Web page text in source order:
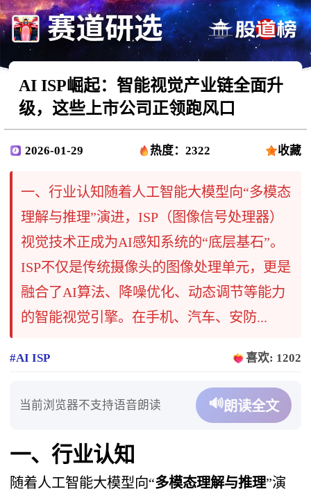
AI ISP崛起：智能视觉产业链全面升
级，这些上市公司正领跑风口
2026-01-29 热度：2322 收藏
一、行业认知随着人工智能大模型向“多模态
理解与推理”演进，ISP（图像信号处理器）
视觉技术正成为AI感知系统的“底层基石”。
ISP不仅是传统摄像头的图像处理单元，更是
融合了AI算法、降噪优化、动态调节等能力
的智能视觉引擎。在手机、汽车、安防...
#AI ISP 喜欢: 1202
当前浏览器不支持语音朗读 🔊朗读全文
一、行业认知
随着人工智能大模型向“多模态理解与推理”演